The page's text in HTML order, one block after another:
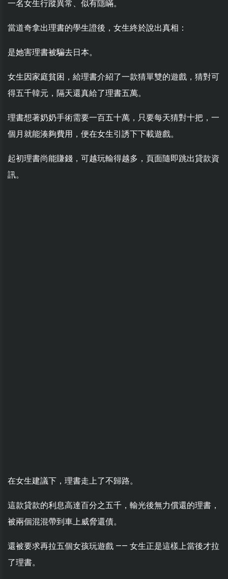
一名女生行蹤異常、似有隱瞞。
當道奇拿出理書的學生證後，女生終於說出真相：
是她害理書被騙去日本。
女生因家庭貧困，給理書介紹了一款猜單雙的遊戲，猜對可
得五千韓元，隔天還真給了理書五萬。
理書想著奶奶手術需要一百五十萬，只要每天猜對十把，一
個月就能湊夠費用，便在女生引誘下下載遊戲。
起初理書尚能賺錢，可越玩輸得越多，頁面隨即跳出貸款資
訊。
在女生建議下，理書走上了不歸路。
這款貸款的利息高達百分之五千，輸光後無力償還的理書，
被兩個混混帶到車上威脅還債。
還被要求再拉五個女孩玩遊戲 —— 女生正是這樣上當後才拉
了理書。